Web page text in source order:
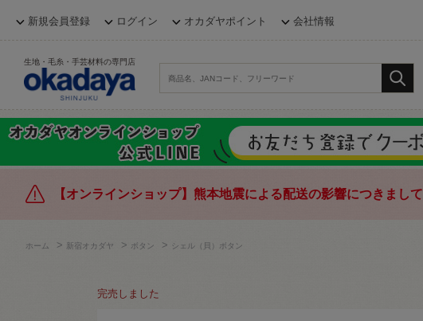
新規会員登録 ログイン オカダヤポイント 会社情報
生地・毛糸・手芸材料の専門店
【オンラインショップ】熊本地震による配送の影響につきまして
ホーム > 新宿オカダヤ > ボタン > シェル（貝）ボタン
完売しました